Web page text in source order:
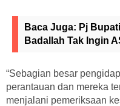
Baca Juga: Pj
Badallah Tak Ingin
“Sebagian besar
perantauan dan mereka
menjalani pemeriksaan